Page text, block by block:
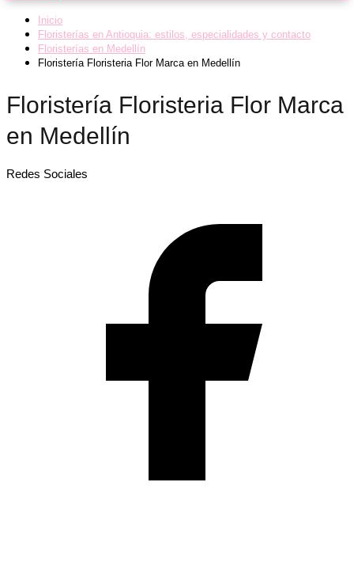
Inicio
Floristerías en Antioquia: estilos, especialidades y contacto
Floristerías en Medellín
Floristería Floristeria Flor Marca en Medellín
Floristería Floristeria Flor Marca
en Medellín
Redes Sociales